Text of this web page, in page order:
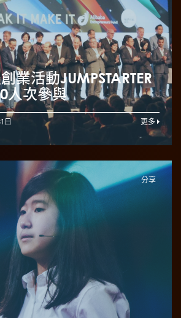
業活動JUMPSTARTER
人次參與
日 更多
分享